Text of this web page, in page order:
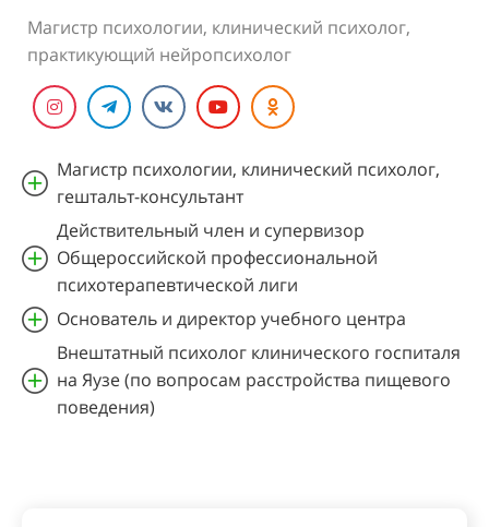
Магистр психологии, клинический психолог,
практикующий нейропсихолог
Магистр психологии, клинический психолог,
гештальт-консультант
Действительный член и супервизор
Общероссийской профессиональной
психотерапевтической лиги
Основатель и директор учебного центра
Внештатный психолог клинического госпиталя
на Яузе (по вопросам расстройства пищевого
поведения)